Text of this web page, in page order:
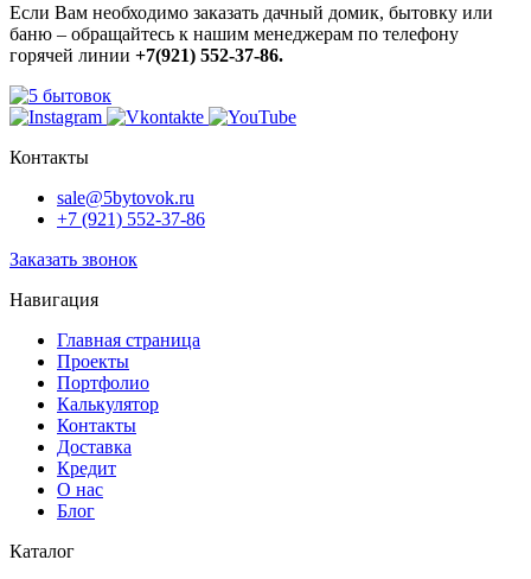
Если Вам необходимо заказать дачный домик, бытовку или
баню – обращайтесь к нашим менеджерам по телефону
горячей линии +7(921) 552-37-86.
Контакты
sale@5bytovok.ru
+7 (921) 552-37-86
Заказать звонок
Навигация
Главная страница
Проекты
Портфолио
Калькулятор
Контакты
Доставка
Кредит
О нас
Блог
Каталог